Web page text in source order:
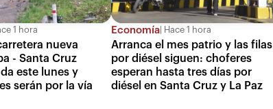
1 hora
nueva
- Santa Cruz
este lunes y
serán por la vía
Economía Hace 1 hora
Arranca el mes patrio y las filas
por diésel siguen: choferes
esperan hasta tres días por
diésel en Santa Cruz y La Paz